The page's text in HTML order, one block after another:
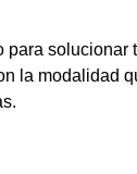
solucionar
la modalidad